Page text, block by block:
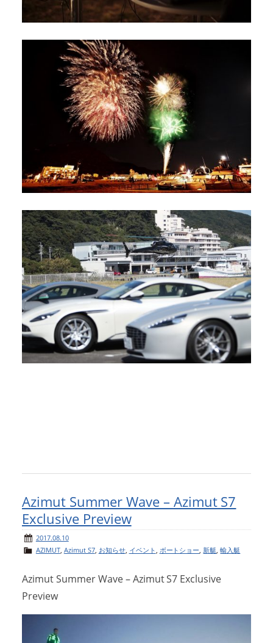
Azimut Summer Wave – Azimut S7
Exclusive Preview
2017.08.10
AZIMUT, Azimut S7, お知らせ, イベント, ボートショー,新艇,輸入艇
Azimut Summer Wave – Azimut S7 Exclusive
Preview